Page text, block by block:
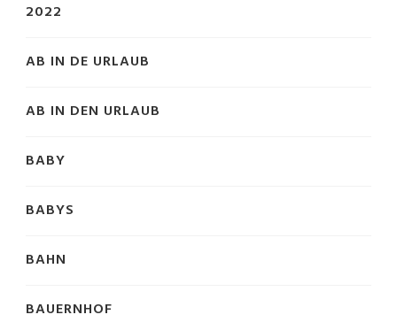
2022
AB IN DE URLAUB
AB IN DEN URLAUB
BABY
BABYS
BAHN
BAUERNHOF